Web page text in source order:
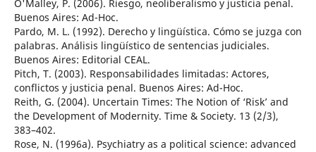
O'Malley, P. (2006). Riesgo, neoliberalismo y justicia penal.
Buenos Aires: Ad-Hoc.
Pardo, M. L. (1992). Derecho y lingüística. Cómo se juzga con
palabras. Análisis lingüístico de sentencias judiciales.
Buenos Aires: Editorial CEAL.
Pitch, T. (2003). Responsabilidades limitadas: Actores,
conflictos y justicia penal. Buenos Aires: Ad-Hoc.
Reith, G. (2004). Uncertain Times: The Notion of ‘Risk’ and
the Development of Modernity. Time & Society. 13 (2/3),
383–402.
Rose, N. (1996a). Psychiatry as a political science: advanced